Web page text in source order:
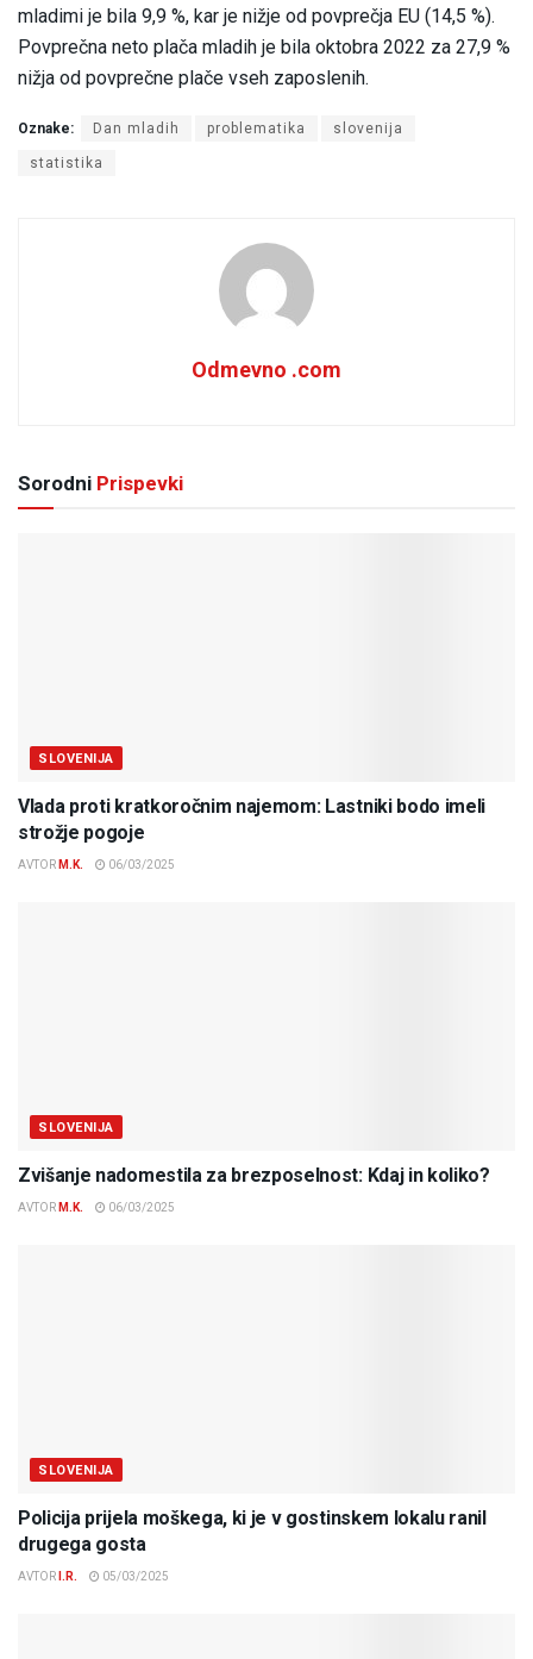
mladimi je bila 9,9 %, kar je nižje od povprečja EU (14,5 %).
Povprečna neto plača mladih je bila oktobra 2022 za 27,9 %
nižja od povprečne plače vseh zaposlenih.
Oznake: Dan mladih problematika slovenija
statistika
Odmevno .com
Sorodni Prispevki
SLOVENIJA
Vlada proti kratkoročnim najemom: Lastniki bodo imeli
strožje pogoje
AVTOR M.K. 06/03/2025
SLOVENIJA
Zvišanje nadomestila za brezposelnost: Kdaj in koliko?
AVTOR M.K. 06/03/2025
SLOVENIJA
Policija prijela moškega, ki je v gostinskem lokalu ranil
drugega gosta
AVTOR I.R. 05/03/2025